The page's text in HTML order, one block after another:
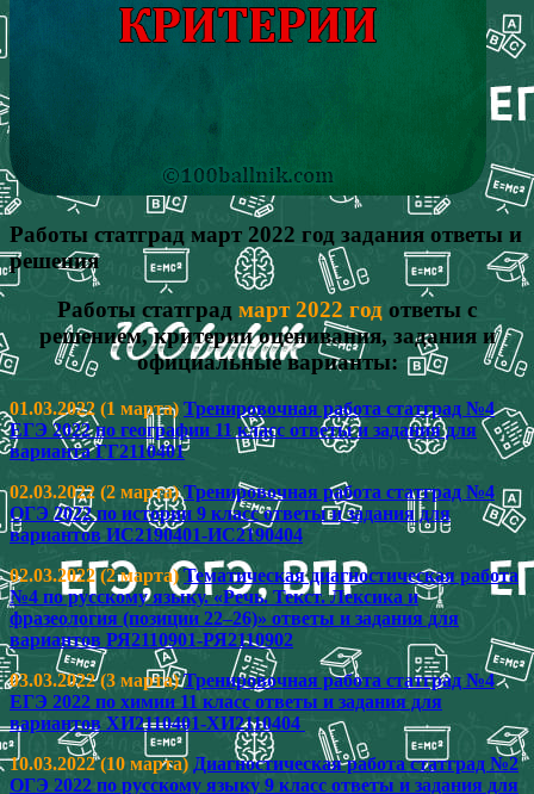
Работы статград март 2022 год задания ответы и
решения
Работы статград март 2022 год ответы с
решением, критерии оценивания, задания и
официальные варианты:
01.03.2022 (1 марта) Тренировочная работа статград №4
ЕГЭ 2022 по географии 11 класс ответы и задания для
варианта ГГ2110401
02.03.2022 (2 марта) Тренировочная работа статград №4
ОГЭ 2022 по истории 9 класс ответы и задания для
вариантов ИС2190401-ИС2190404
02.03.2022 (2 марта) Тематическая диагностическая работа
№4 по русскому языку. «Речь. Текст. Лексика и
фразеология (позиции 22–26)» ответы и задания для
вариантов РЯ2110901-РЯ2110902
03.03.2022 (3 марта) Тренировочная работа статград №4
ЕГЭ 2022 по химии 11 класс ответы и задания для
вариантов ХИ2110401-ХИ2110404
10.03.2022 (10 марта) Диагностическая работа статград №2
ОГЭ 2022 по русскому языку 9 класс ответы и задания для